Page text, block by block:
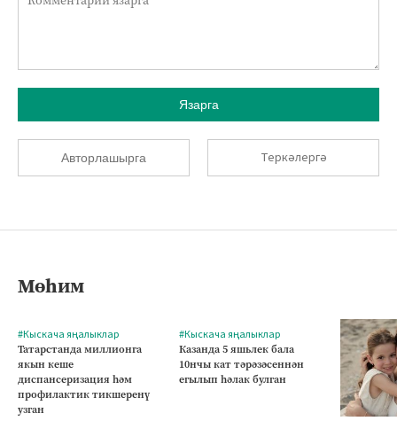
Язарга
Авторлашырга Теркәлергә
Мөһим
#Кыскача яңалыклар
Татарстанда миллионга
якын кеше
диспансеризация һәм
профилактик тикшеренү
узган
#Кыскача яңалыклар
Казанда 5 яшьлек бала
10нчы кат тәрәзәсеннән
егылып һәлак булган